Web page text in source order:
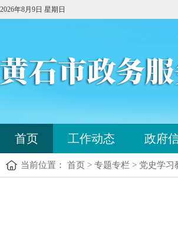
2026年8月9日 星期日
首页 工作动态 政府
当前位置： 首页 > 专题专栏 > 党史学习